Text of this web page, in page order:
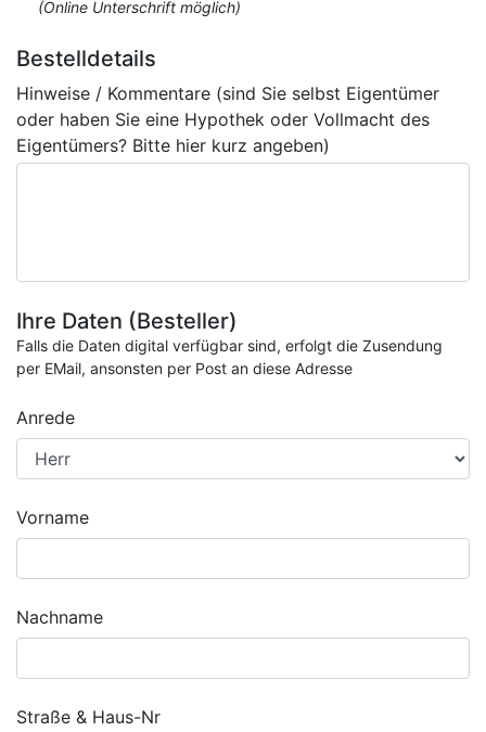
(Online Unterschrift möglich)
Bestelldetails
Hinweise / Kommentare (sind Sie selbst Eigentümer
oder haben Sie eine Hypothek oder Vollmacht des
Eigentümers? Bitte hier kurz angeben)
Ihre Daten (Besteller)
Falls die Daten digital verfügbar sind, erfolgt die Zusendung
per EMail, ansonsten per Post an diese Adresse
Anrede
Vorname
Nachname
Straße & Haus-Nr